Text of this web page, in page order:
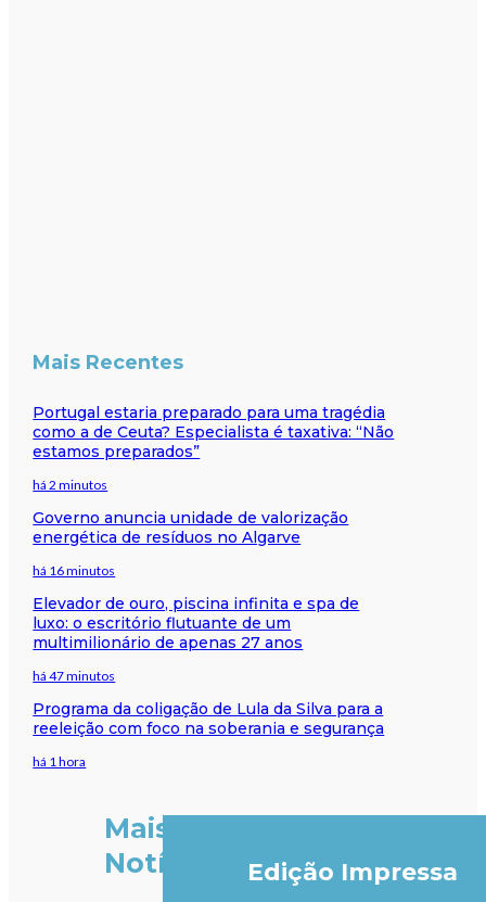
Mais Recentes
Portugal estaria preparado para uma tragédia
como a de Ceuta? Especialista é taxativa: “Não
estamos preparados”
há 2 minutos
Governo anuncia unidade de valorização
energética de resíduos no Algarve
há 16 minutos
Elevador de ouro, piscina infinita e spa de
luxo: o escritório flutuante de um
multimilionário de apenas 27 anos
há 47 minutos
Programa da coligação de Lula da Silva para a
reeleição com foco na soberania e segurança
há 1 hora
Mais
Notícias
Edição Impressa